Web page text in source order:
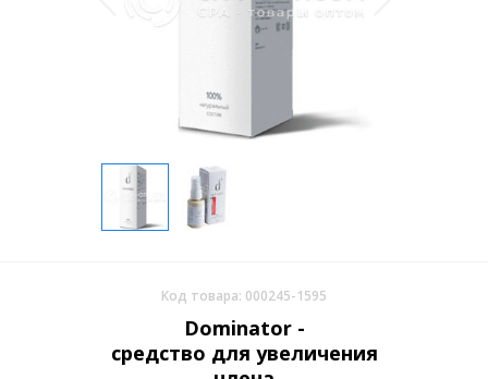
Код товара: 000245-1595
Dominator -
средство для увеличения